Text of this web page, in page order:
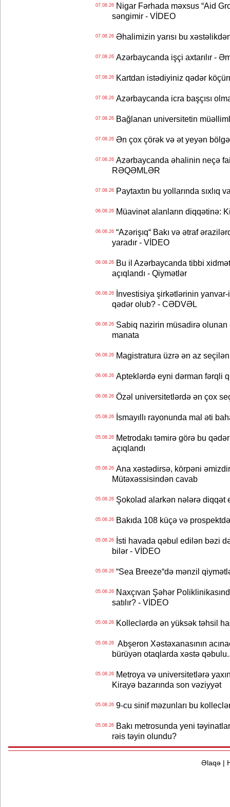
07.08.26Nigar Fərhada məxsus “Aid
səngimir - VİDEO
07.08.26Əhalimizin yarısı bu
07.08.26Azərbaycanda işçi axtarılır -
07.08.26Kartdan istədiyiniz qədər
07.08.26Azərbaycanda icra başçısı
07.08.26Bağlanan universitetin
07.08.26Ən çox çörək və ət yeyən
07.08.26Azərbaycanda əhalinin neçə
RƏQƏMLƏR
07.08.26Paytaxtın bu yollarında sıxlıq
06.08.26Müavinət alanların diqqətinə:
06.08.26“Azərişıq“ Bakı və ətraf
yaradır - VİDEO
06.08.26Bu il Azərbaycanda tibbi
açıqlandı - Qiymətlər
06.08.26İnvestisiya şirkətlərinin yanvar-
qədər olub? - CƏDVƏL
06.08.26Sabiq nazirin müsadirə olunan
manata
06.08.26Magistratura üzrə ən az
06.08.26Apteklərdə eyni dərman fərqli
06.08.26Özəl universitetlərdə ən çox
05.08.26İsmayıllı rayonunda mal əti
05.08.26Metrodakı təmirə görə bu
açıqlandı
05.08.26Ana xəstədirsə, körpəni
Mütəxəssisindən cavab
05.08.26Şokolad alarkən nələrə diqqət
05.08.26Bakıda 108 küçə və
05.08.26İsti havada qəbul edilən bəzi
bilər - VİDEO
05.08.26“Sea Breeze“də mənzil
05.08.26Naxçıvan Şəhər
satılır? - VİDEO
05.08.26Kolleclərdə ən yüksək təhsil
05.08.26Abşeron Xəstəxanasının
bürüyən otaqlarda xəstə
05.08.26Metroya və universitetlərə
Kirayə bazarında son vəziyyət
05.08.269-cu sinif məzunları bu
05.08.26Bakı metrosunda yeni
rəis təyin olundu?
Əlaqə|